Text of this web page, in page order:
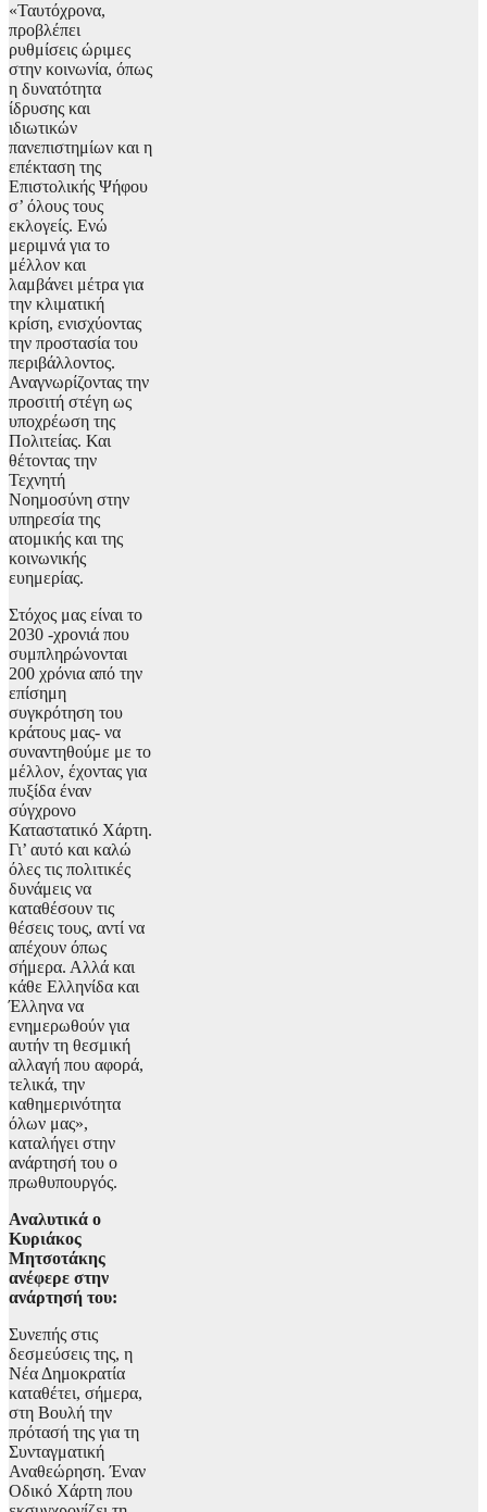
«Ταυτόχρονα,
προβλέπει
ρυθμίσεις ώριμες
στην κοινωνία, όπως
η δυνατότητα
ίδρυσης και
ιδιωτικών
πανεπιστημίων και η
επέκταση της
Επιστολικής Ψήφου
σ’ όλους τους
εκλογείς. Ενώ
μεριμνά για το
μέλλον και
λαμβάνει μέτρα για
την κλιματική
κρίση, ενισχύοντας
την προστασία του
περιβάλλοντος.
Αναγνωρίζοντας την
προσιτή στέγη ως
υποχρέωση της
Πολιτείας. Και
θέτοντας την
Τεχνητή
Νοημοσύνη στην
υπηρεσία της
ατομικής και της
κοινωνικής
ευημερίας.
Στόχος μας είναι το
2030 -χρονιά που
συμπληρώνονται
200 χρόνια από την
επίσημη
συγκρότηση του
κράτους μας- να
συναντηθούμε με το
μέλλον, έχοντας για
πυξίδα έναν
σύγχρονο
Καταστατικό Χάρτη.
Γι’ αυτό και καλώ
όλες τις πολιτικές
δυνάμεις να
καταθέσουν τις
θέσεις τους, αντί να
απέχουν όπως
σήμερα. Αλλά και
κάθε Ελληνίδα και
Έλληνα να
ενημερωθούν για
αυτήν τη θεσμική
αλλαγή που αφορά,
τελικά, την
καθημερινότητα
όλων μας»,
καταλήγει στην
ανάρτησή του ο
πρωθυπουργός.
Αναλυτικά ο
Κυριάκος
Μητσοτάκης
ανέφερε στην
ανάρτησή του:
Συνεπής στις
δεσμεύσεις της, η
Νέα Δημοκρατία
καταθέτει, σήμερα,
στη Βουλή την
πρότασή της για τη
Συνταγματική
Αναθεώρηση. Έναν
Οδικό Χάρτη που